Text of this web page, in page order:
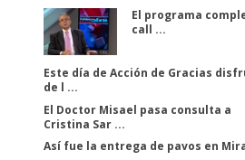
El programa
call ...
Este día de Acción de Gracias
de l ...
El Doctor Misael pasa consulta a
Cristina Sar ...
Así fue la entrega de pavos en